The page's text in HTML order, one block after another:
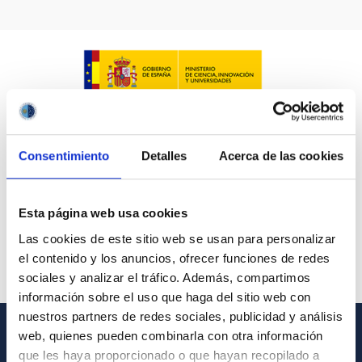
Consentimiento Detalles Acerca de las cookies
Esta página web usa cookies
Las cookies de este sitio web se usan para personalizar
el contenido y los anuncios, ofrecer funciones de redes
sociales y analizar el tráfico. Además, compartimos
información sobre el uso que haga del sitio web con
nuestros partners de redes sociales, publicidad y análisis
web, quienes pueden combinarla con otra información
que les haya proporcionado o que hayan recopilado a
INFORMACIÓN GENERAL